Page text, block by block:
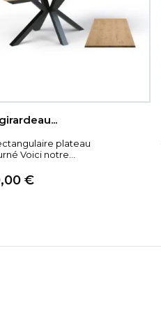
plateau
Voici notre...
€